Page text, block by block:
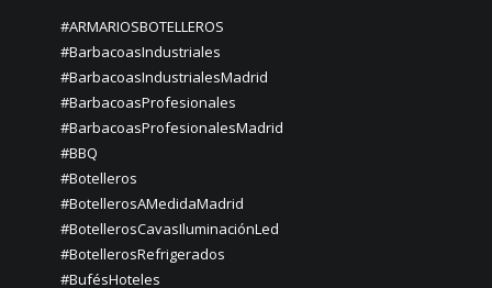
#ARMARIOSBOTELLEROS
#BarbacoasIndustriales
#BarbacoasIndustrialesMadrid
#BarbacoasProfesionales
#BarbacoasProfesionalesMadrid
#BBQ
#Botelleros
#BotellerosAMedidaMadrid
#BotellerosCavasIluminaciónLed
#BotellerosRefrigerados
#BufésHoteles